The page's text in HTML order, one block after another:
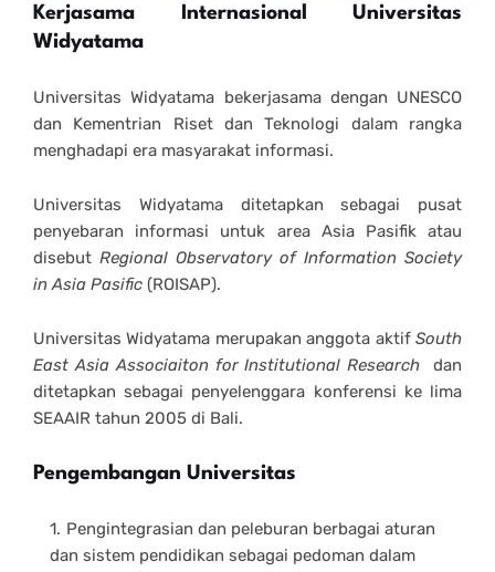
Kerjasama Internasional Universitas
Widyatama
Universitas Widyatama bekerjasama dengan UNESCO
dan Kementrian Riset dan Teknologi dalam rangka
menghadapi era masyarakat informasi.
Universitas Widyatama ditetapkan sebagai pusat
penyebaran informasi untuk area Asia Pasifik atau
disebut Regional Observatory of Information Society
in Asia Pasific (ROISAP).
Universitas Widyatama merupakan anggota aktif South
East Asia Associaiton for Institutional Research
dan
ditetapkan sebagai penyelenggara konferensi ke lima
SEAAIR tahun 2005 di Bali.
Pengembangan Universitas
Pengintegrasian dan peleburan berbagai aturan
dan sistem pendidikan sebagai pedoman dalam